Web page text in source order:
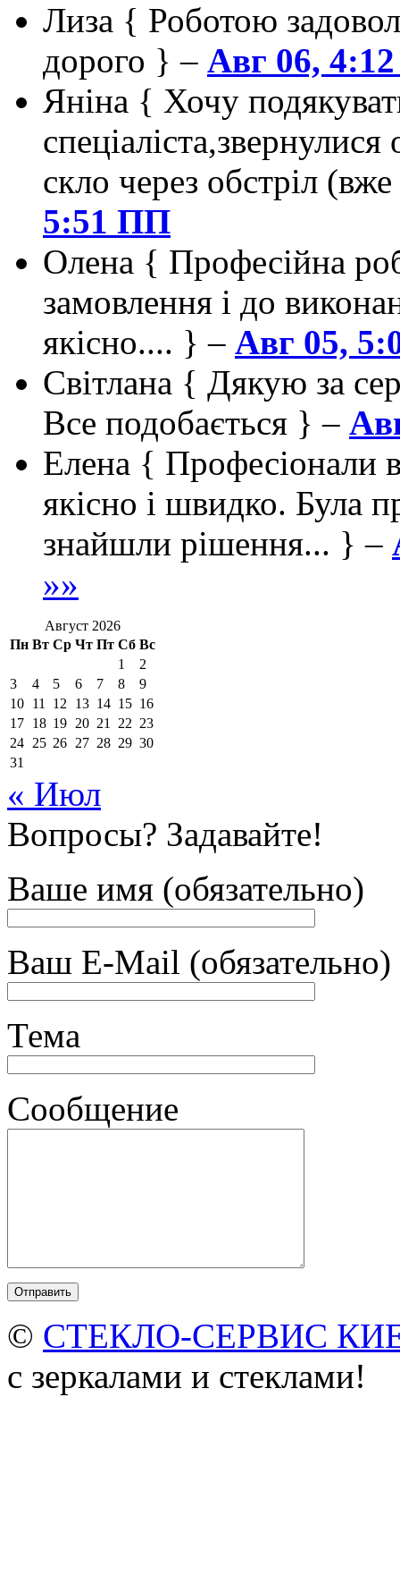
Лиза { Роботою
дорого } – Авг 06,
Яніна { Хочу
скло через обстріл
5:51 ПП
Олена { Професійна
замовлення і до
якісно.... } – Авг 05,
Світлана { Дякую за
Все подобається } –
Елена { Професіонали
якісно і швидко. Була
знайшли рішення... } –
»»
Август 2026
Пн Вт Ср Чт Пт Сб Вс
1
2
3
4 5 6 7 8
9
10 11 12 13 14 15 16
17 18 19 20 21 22 23
24 25 26 27 28 29 30
31
« Июл
Вопросы? Задавайте!
Ваше имя (обязательно)
Ваш E-Mail (обязательно)
Тема
Сообщение
© СТЕКЛО-СЕРВИС
с зеркалами и стеклами!